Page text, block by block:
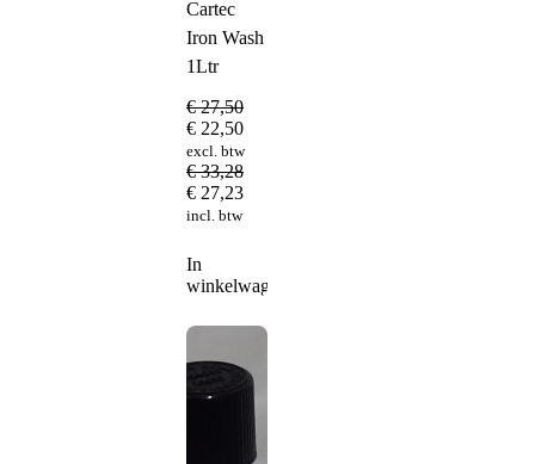
Cartec
Iron Wash
1Ltr
€27,50
€ 22,50
excl. btw
€33,28
€ 27,23
incl. btw
In
winkelwagen